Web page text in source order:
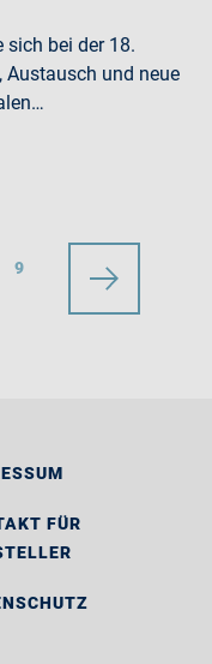
sich bei der 18.
Austausch und neue
9
FÜR